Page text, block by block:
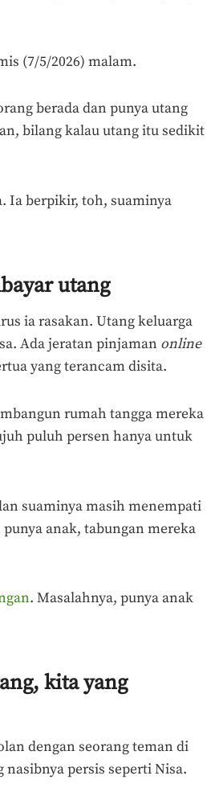
(7/5/2026) malam.
berada dan punya utang
bilang kalau utang itu sedikit
Ia berpikir, toh, suaminya
utang
ia rasakan. Utang keluarga
Ada jeratan pinjaman online
yang terancam disita.
rumah tangga mereka
puluh persen hanya untuk
suaminya masih menempati
anak, tabungan mereka
. Masalahnya, punya anak
kita yang
dengan seorang teman di
nasibnya persis seperti Nisa.